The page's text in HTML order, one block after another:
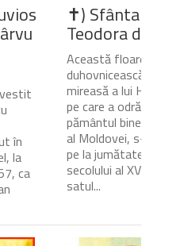
în
la
ca
✝) Sfânta
Teodora de la
Această floare
duhovnicească și
mireasă a lui Hristos,
pe care a odrăslit-o
pământul
al Moldovei, s-a
pe la jumătatea
secolului al XVII-lea, în
satul...